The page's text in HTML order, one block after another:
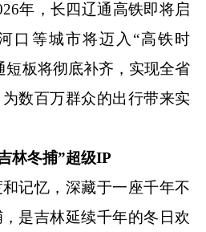
年，长四辽通高铁即将启
口等城市将迈入“高铁时
短板将彻底补齐，实现全省
数百万群众的出行带来实
林冬捕”超级IP
忆，深藏于一座千年不
是吉林延续千年的冬日欢